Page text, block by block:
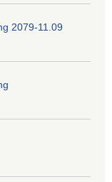
2079-11.09